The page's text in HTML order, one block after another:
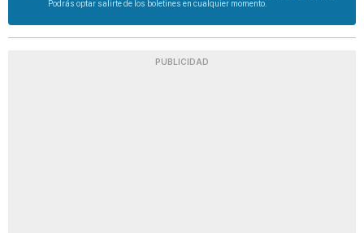
Podrás optar salirte de los boletines en cualquier momento.
PUBLICIDAD